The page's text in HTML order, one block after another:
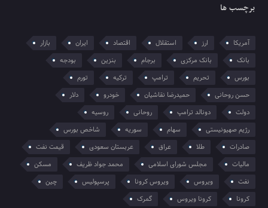
برچسب ها
آمریکا ارز استقلال اقتصاد ایران
بازار
بانک
بانک مرکزی برجام بنزین
بودجه
بورس
تحریم ترامپ ترکیه
تورم
حسن روحانی
حمیدرضا نقاشیان خودرو
دلار
دولت
دونالد ترامپ روحانی
روسیه
رژیم صهیونیستی
سهام سوریه
شاخص بورس
صادرات
طلا عراق عربستان سعودی
قیمت نفت
مالیات
مجلس شورای اسلامی محمد جواد ظریف
مسکن
نفت
ویروس ویروس کرونا پرسپولیس
چین
کرونا
کرونا ویروس گمرک